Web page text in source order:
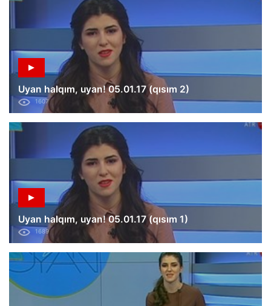
Uyan halqım, uyan! 05.01.17 (qısım 2)
1607
Uyan halqım, uyan! 05.01.17 (qısım 1)
1689